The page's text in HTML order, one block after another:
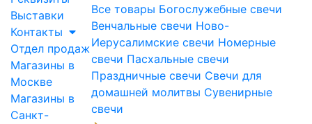
Выставки
Контакты
Отдел продаж
Магазины в
Москве
Магазины в
Санкт-
Все товары Богослужебные свечи
Венчальные свечи Ново-
Иерусалимские свечи Номерные
свечи Пасхальные свечи
Праздничные свечи Свечи для
домашней молитвы Сувенирные
свечи